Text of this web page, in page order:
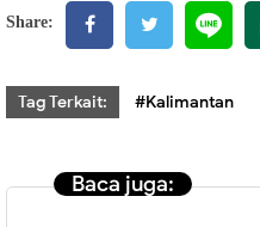
Share:
Tag Terkait: #Kalimantan
Baca juga: